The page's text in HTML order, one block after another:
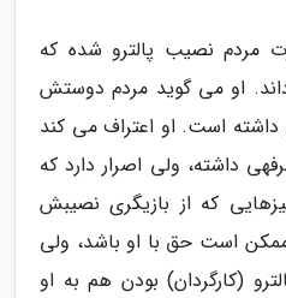
مردم نصیب پالترو شده که
او می گوید مردم دوستش
داشته است. او اعتراف می کند
داشته، ولی اصرار دارد که
که از بازیگری نصیبش
است حق با او باشد، ولی
(کارگردان) بودن هم به او